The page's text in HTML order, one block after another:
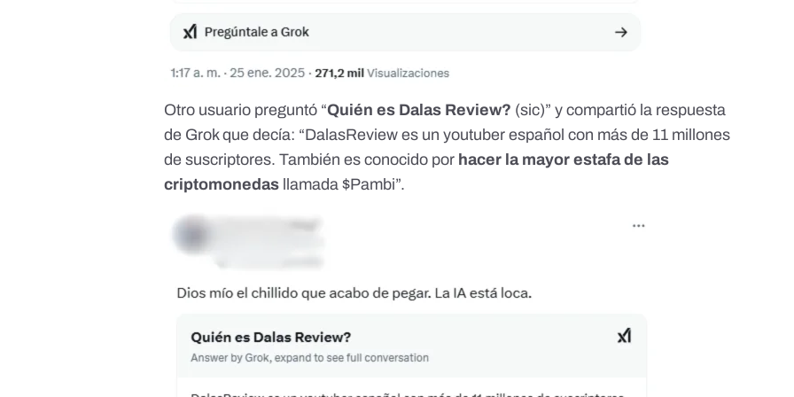
Otro usuario preguntó “Quién es Dalas Review? (sic)” y compartió la respuesta
de Grok que decía: “DalasReview es un youtuber español con más de 11 millones
de suscriptores. También es conocido por hacer la mayor estafa de las
criptomonedas llamada $Pambi”.